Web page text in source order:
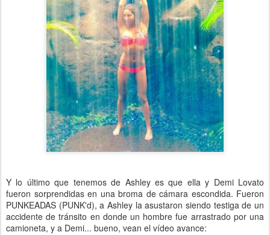
Y lo último que tenemos de Ashley es que ella y Demi Lovato
fueron sorprendidas en una broma de cámara escondida. Fueron
PUNKEADAS (PUNK'd), a Ashley la asustaron siendo testiga de un
accidente de tránsito en donde un hombre fue arrastrado por una
camioneta, y a Demi... bueno, vean el vídeo avance: